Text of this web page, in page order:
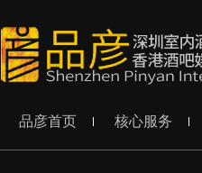
品彦首页 核心服务